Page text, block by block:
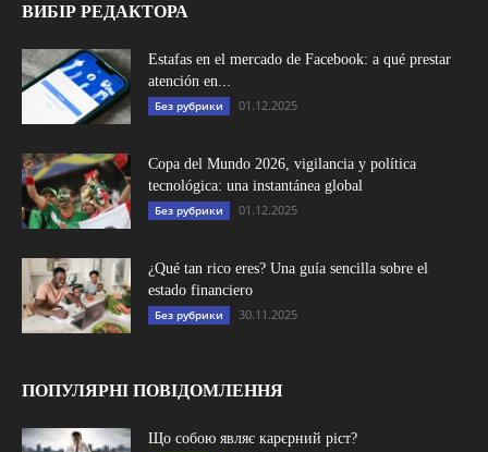
ВИБІР РЕДАКТОРА
Estafas en el mercado de Facebook: a qué prestar
atención en...
Без рубрики 01.12.2025
Copa del Mundo 2026, vigilancia y política
tecnológica: una instantánea global
Без рубрики 01.12.2025
¿Qué tan rico eres? Una guía sencilla sobre el
estado financiero
Без рубрики 30.11.2025
ПОПУЛЯРНІ ПОВІДОМЛЕННЯ
Що собою являє карєрний ріст?